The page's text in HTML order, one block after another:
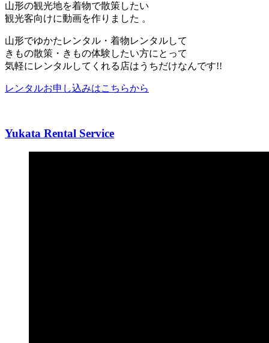
山形の観光地を着物で散策したい
観光客向けに動画を作りました 。
山形でゆかたレンタル・着物レンタルして
きもの散策・きもの体験したい方にとって
気軽にレンタルしてくれる店はうちだけなんです!!
レンタルお申し込みはこちらから
Yukata Rental Service